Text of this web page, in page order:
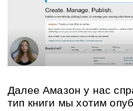
Далее Амазон у нас
тип книги мы хотим